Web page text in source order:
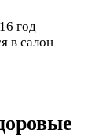
год
в салон